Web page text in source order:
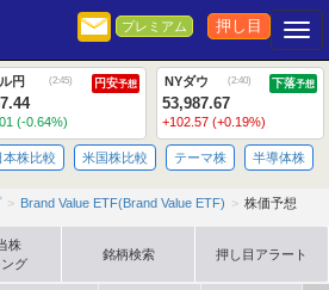
プレミアム 押し目
円 (2:45) 円安予想
(-0.64%)
NYダウ (2:40) 下落予想
53,987.67
+102.57 (+0.19%)
本株比較 米国株比較 テーマ株 半導体株
Brand Value ETF(Brand Value ETF) 株価予想
株
グ
銘柄検索 押し目アラート